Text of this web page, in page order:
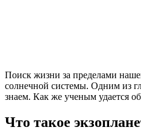
Поиск жизни за пределами
солнечной системы. Одним из
знаем. Как же ученым удается
Что такое